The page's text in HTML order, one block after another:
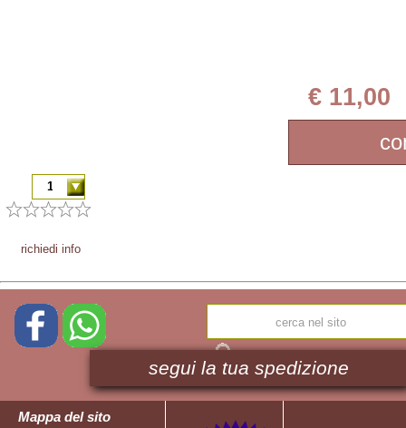
€ 11,00
richiedi info
segui la tua spedizione
Mappa del sito